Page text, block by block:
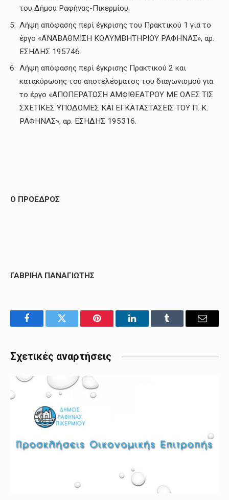
του Δήμου Ραφήνας-Πικερμίου.
Λήψη απόφασης περί έγκρισης του Πρακτικού 1 για το
έργο «ΑΝΑΒΑΘΜΙΣΗ ΚΟΛΥΜΒΗΤΗΡΙΟΥ ΡΑΦΗΝΑΣ», αρ.
ΕΣΗΔΗΣ 195746.
Λήψη απόφασης περί έγκρισης Πρακτικού 2 και
κατακύρωσης του αποτελέσματος του διαγωνισμού για
το έργο «ΑΠΟΠΕΡΑΤΩΣΗ ΑΜΦΙΘΕΑΤΡΟΥ ΜΕ ΟΛΕΣ ΤΙΣ
ΣΧΕΤΙΚΕΣ ΥΠΟΔΟΜΕΣ ΚΑΙ ΕΓΚΑΤΑΣΤΑΣΕΙΣ ΤΟΥ Π. Κ.
ΡΑΦΗΝΑΣ», αρ. ΕΣΗΔΗΣ 195316.
Ο ΠΡΟΕΔΡΟΣ
ΓΑΒΡΙΗΛ ΠΑΝΑΓΙΩΤΗΣ
FacebookTwitter Pinterest LinkedInTumblr Email
Σχετικές αναρτήσεις